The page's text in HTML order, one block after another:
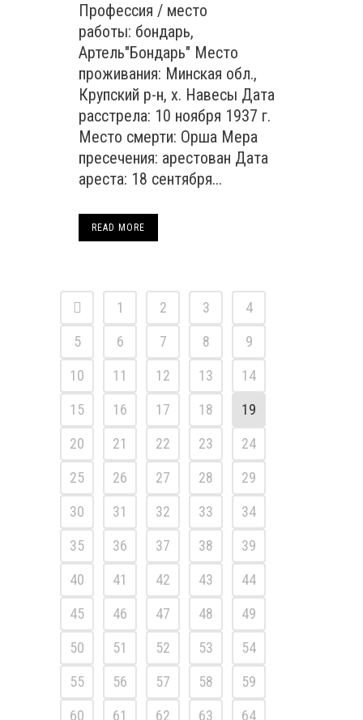
Профессия / место
работы: бондарь,
Артель"Бондарь" Место
проживания: Минская обл.,
Крупский р-н, х. Навесы Дата
расстрела: 10 ноября 1937 г.
Место смерти: Орша Мера
пресечения: арестован Дата
ареста: 18 сентября...
READ MORE
1 2 3
4
5
6 7 8
9
10
11 12 13
14
15
16 17 18
19
20
21 22 23
24
25
26 27 28
29
30
31 32 33
34
35
36 37 38
39
40
41 42 43
44
45
46 47 48
49
50
51 52 53
54
55
56 57 58
59
60
61 62 63
64